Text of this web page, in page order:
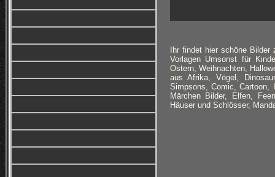
Ihr findet hier schöne
Vorlagen Umsonst für
Ostern, Weihnachten,
aus Afrika, Vögel,
Simpsons, Comic, Cartoon,
Märchen Bilder, Elfen,
Häuser und Schlösser,